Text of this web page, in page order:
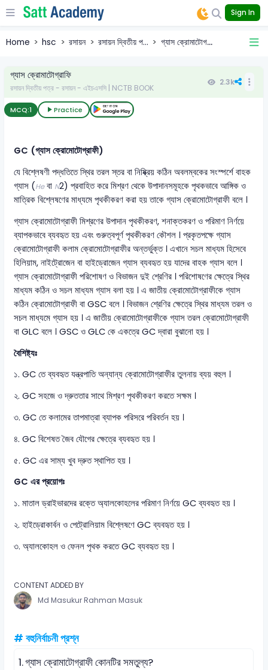
Sign In
Home hsc রসায়ন রসায়ন দ্বিতীয় প... গ্যাস ক্রোমাটোগ...
গ্যাস ক্রোমাটোগ্রাফি
রসায়ন দ্বিতীয় পত্র - রসায়ন - এইচএসসি | NCTB BOOK
2.3k
MCQ:1 Practice
GC (গ্যাস ক্রোমোটোগ্রাফী)
যে বিশ্লেষণী পদ্ধতিতে স্থির তরল স্তর বা নিষ্ক্রিয় কঠিন অবলম্বকের সংস্পর্শে বাহক
গ্যাস (Heবা N2​) প্রবাহিত করে মিশ্রণ থেকে উপাদানসমূহকে পৃথকভাবে আঙ্গিক ও
মাত্রিক বিশ্লেষণের মাধ্যমে পৃথকীকরণ করা হয় তাকে গ্যাস ক্রোমোটোগ্রাফী বলে ।
গ্যাস ক্রোমোটোগ্রাফী মিশ্রণের উপাদান পৃথকীকরণ, শনাক্তকরণ ও পরিমাণ নির্ণয়ে
ব্যাপকভাবে ব্যবহৃত হয় এবং গুরুত্বপূর্ণ পৃথকীকরণ কৌশল । প্রকৃতপক্ষে গ্যাস
ক্রোমোটোগ্রাফী কলাম ক্রোমোটোগ্রাফীর অন্তর্ভুক্ত । এখানে সচল মাধ্যম হিসেবে
হিলিয়াম, নাইট্রোজেন বা হাইড্রোজেন গ্যাস ব্যবহৃত হয় যাদের বাহক গ্যাস বলে ।
গ্যাস ক্রোমোটোগ্রাফী পরিশোষণ ও বিভাজন দুই শ্রেণির । পরিশোষণের ক্ষেত্রে স্থির
মাধ্যম কঠিন ও সচল মাধ্যম গ্যাস বলা হয় । এ জাতীয় ক্রোমোটোগ্রাফীকে গ্যাস
কঠিন ক্রোমোটোগ্রাফী বা GSC বলে । বিভাজন শ্রেণির ক্ষেত্রে স্থির মাধ্যম তরল ও
সচল মাধ্যমে গ্যাস হয় । এ জাতীয় ক্রোমোটোগ্রাফীকে গ্যাস তরল ক্রোমোটোগ্রাফী
বা GLC বলে । GSC ও GLC কে একত্রে GC দ্বারা বুঝানো হয় ।
বৈশিষ্ট্যঃ
১. GC তে ব্যবহৃত যন্ত্রপাতি অন্যান্য ক্রোমোটোগ্রাফীর তুলনায় ব্যয় বহুল ।
২. GC সহজে ও দ্রুততার সাথে মিশ্রণ পৃথকীকরণ করতে সক্ষম ।
৩. GC তে কলামের তাপমাত্রা ব্যাপক পরিসরে পরিবর্তন হয় ।
৪. GC বিশেষত জৈব যৌগের ক্ষেত্রে ব্যবহৃত হয় ।
৫. GC এর সাম্য খুব দ্রুত স্থাপিত হয় ।
GC এর প্রয়োগঃ
১. মাতাল ড্রাইভারদের রক্তে অ্যালকোহলের পরিমাণ নির্ণয়ে GC ব্যবহৃত হয় ।
২. হাইড্রোকার্বন ও পেট্রোলিয়াম বিশ্লেষণে GC ব্যবহৃত হয় ।
৩. অ্যালকোহল ও ফেনল পৃথক করতে GC ব্যবহৃত হয় ।
CONTENT ADDED BY
Md Masukur Rahman Masuk
# বহুনির্বাচনী প্রশ্ন
1.গ্যাস ক্রোমাটোগ্রাফী কোনটির সমতুল্য?